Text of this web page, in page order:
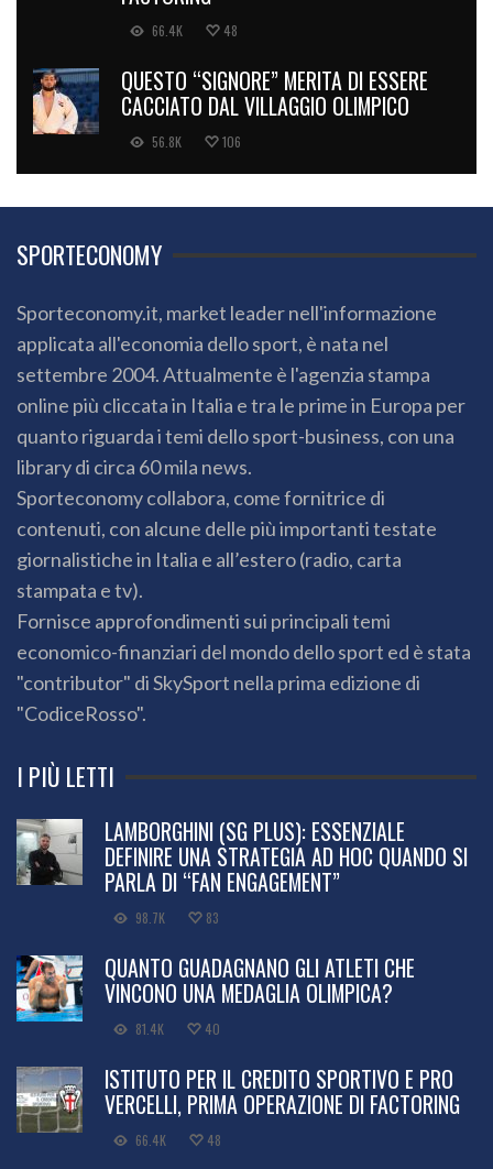
66.4K 48
QUESTO “SIGNORE” MERITA DI ESSERE
CACCIATO DAL VILLAGGIO OLIMPICO
56.8K 106
SPORTECONOMY
Sporteconomy.it, market leader nell'informazione
applicata all'economia dello sport, è nata nel
settembre 2004. Attualmente è l'agenzia stampa
online più cliccata in Italia e tra le prime in Europa per
quanto riguarda i temi dello sport-business, con una
library di circa 60 mila news.
Sporteconomy collabora, come fornitrice di
contenuti, con alcune delle più importanti testate
giornalistiche in Italia e all’estero (radio, carta
stampata e tv).
Fornisce approfondimenti sui principali temi
economico-finanziari del mondo dello sport ed è stata
"contributor" di SkySport nella prima edizione di
"CodiceRosso".
I PIÙ LETTI
LAMBORGHINI (SG PLUS): ESSENZIALE
DEFINIRE UNA STRATEGIA AD HOC QUANDO SI
PARLA DI “FAN ENGAGEMENT”
98.7K 83
QUANTO GUADAGNANO GLI ATLETI CHE
VINCONO UNA MEDAGLIA OLIMPICA?
81.4K 40
ISTITUTO PER IL CREDITO SPORTIVO E PRO
VERCELLI, PRIMA OPERAZIONE DI FACTORING
66.4K 48